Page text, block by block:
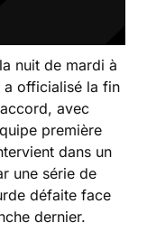
nuit de mardi à
a officialisé la fin
avec
première
dans un
une série de
défaite face
dernier.